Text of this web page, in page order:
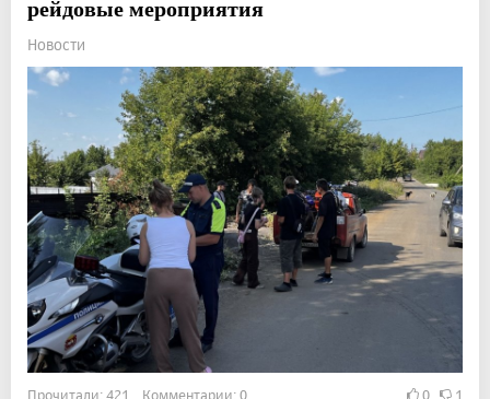
рейдовые мероприятия
Новости
Прочитали: 421 Комментарии: 0 0 1